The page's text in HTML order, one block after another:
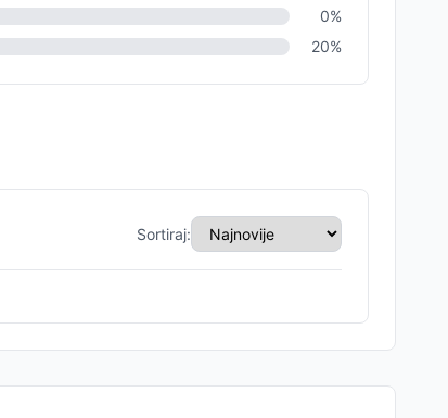
0%
20%
Sortiraj: